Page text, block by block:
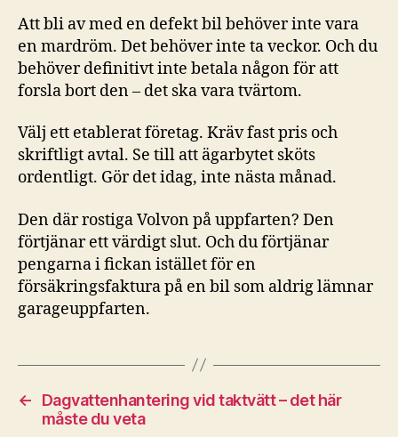
Att bli av med en defekt bil behöver inte vara
en mardröm. Det behöver inte ta veckor. Och du
behöver definitivt inte betala någon för att
forsla bort den – det ska vara tvärtom.
Välj ett etablerat företag. Kräv fast pris och
skriftligt avtal. Se till att ägarbytet sköts
ordentligt. Gör det idag, inte nästa månad.
Den där rostiga Volvon på uppfarten? Den
förtjänar ett värdigt slut. Och du förtjänar
pengarna i fickan istället för en
försäkringsfaktura på en bil som aldrig lämnar
garageuppfarten.
←
Dagvattenhantering vid taktvätt – det här
måste du veta